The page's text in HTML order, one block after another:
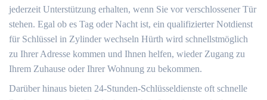
jederzeit Unterstützung erhalten, wenn Sie vor verschlossener Tür
stehen.​ Egal ob es Tag oder Nacht ist, ein qualifizierter Notdienst
für Schlüssel in Zylinder wechseln Hürth wird schnellstmöglich
zu Ihrer Adresse kommen und Ihnen helfen, wieder Zugang zu
Ihrem Zuhause oder Ihrer Wohnung zu bekommen.​
Darüber hinaus bieten 24-Stunden-Schlüsseldienste oft schnelle